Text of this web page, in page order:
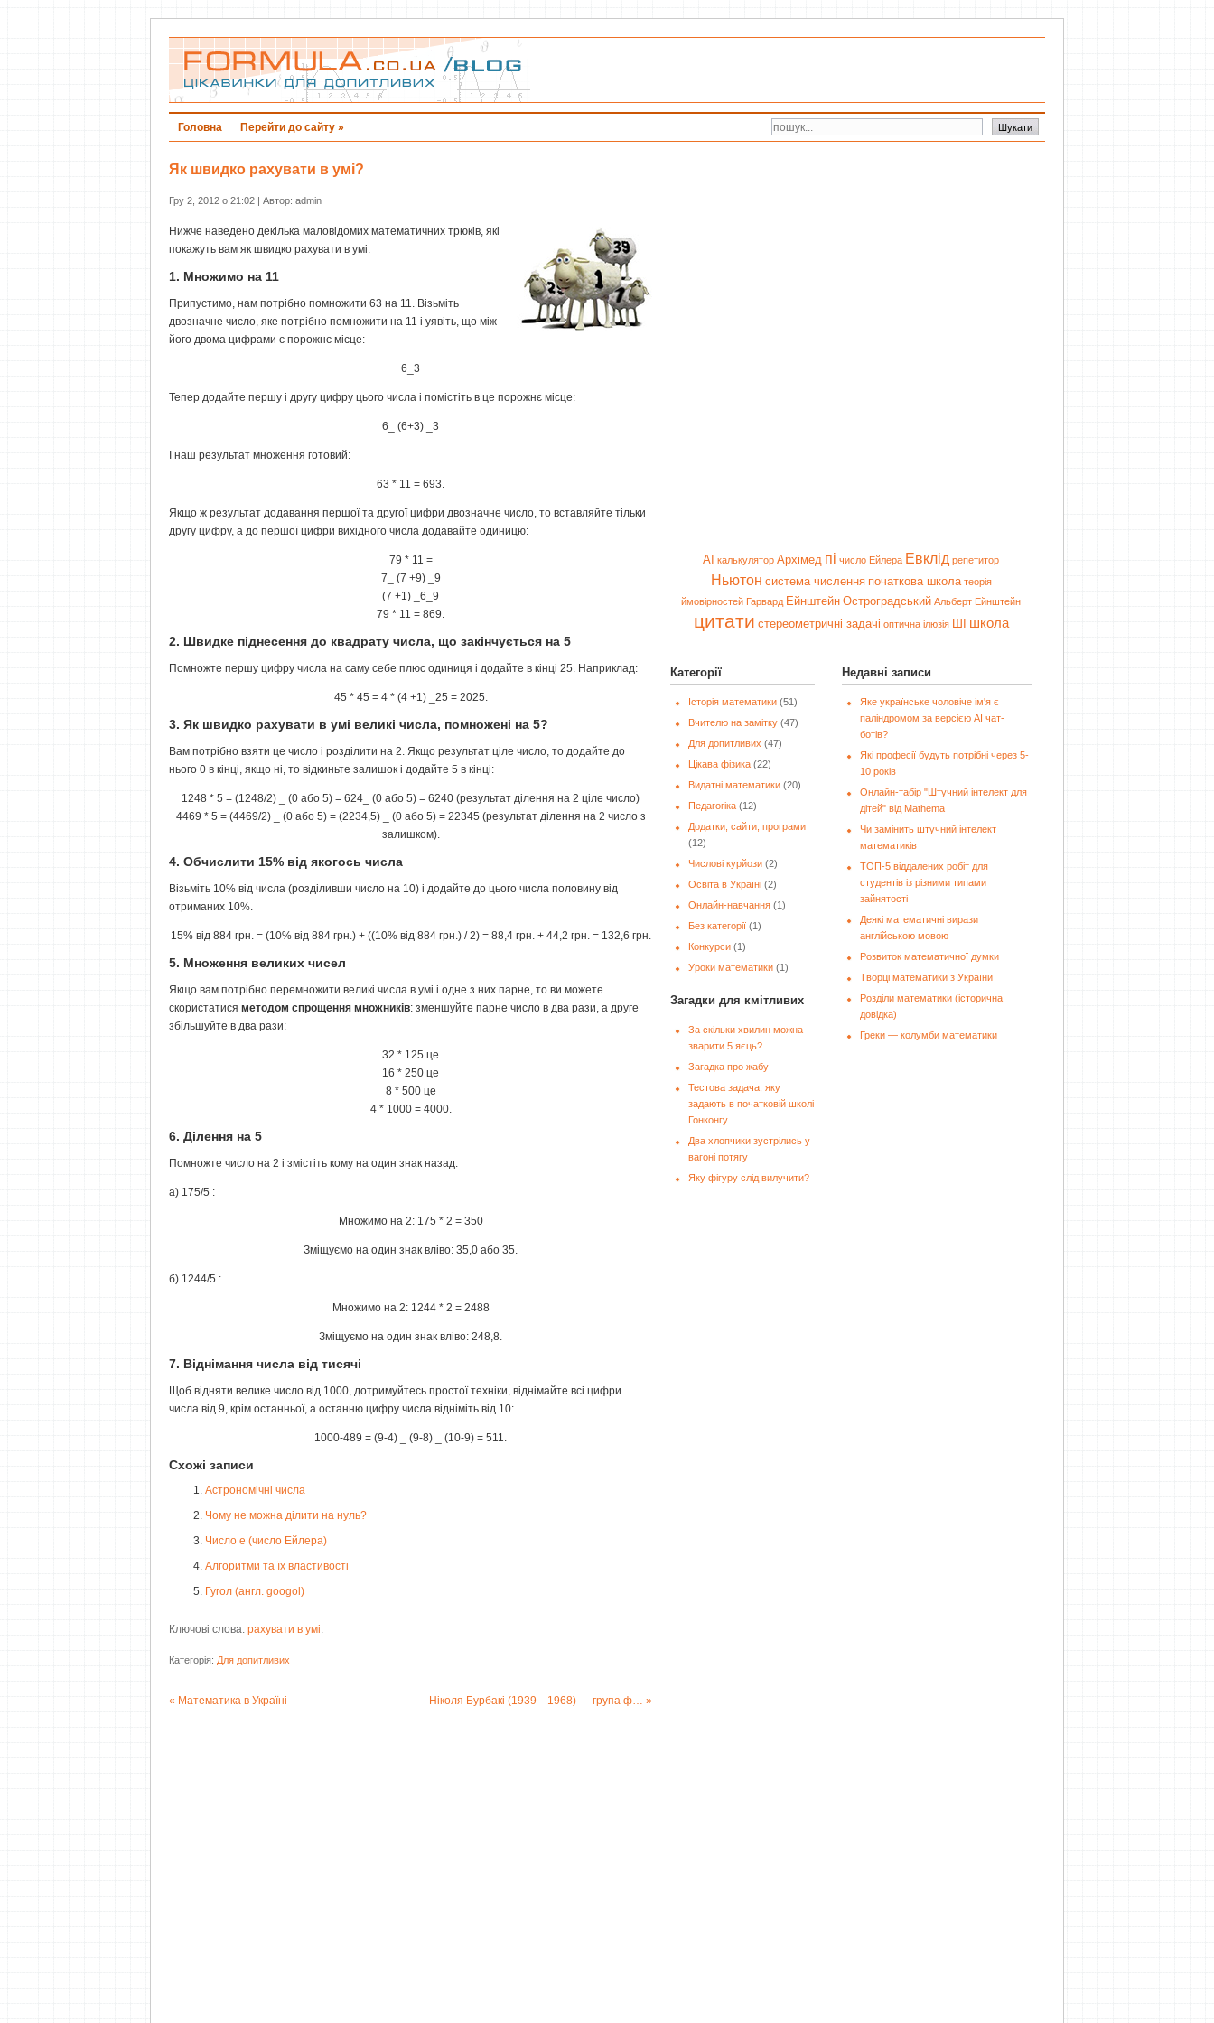
Головна Перейти до сайту »
Як швидко рахувати в умі?
Гру 2, 2012 о 21:02 | Автор: admin
Нижче наведено декілька маловідомих математичних трюків, які
покажуть вам як швидко рахувати в умі.
1. Множимо на 11
Припустимо, нам потрібно помножити 63 на 11. Візьміть
двозначне число, яке потрібно помножити на 11 і уявіть, що між
його двома цифрами є порожнє місце:
6_3
Тепер додайте першу і другу цифру цього числа і помістіть в це порожнє місце:
6_ (6+3) _3
І наш результат множення готовий:
63 * 11 = 693.
Якщо ж результат додавання першої та другої цифри двозначне число, то вставляйте тільки
другу цифру, а до першої цифри вихідного числа додавайте одиницю:
79 * 11 =
7_ (7 +9) _9
(7 +1) _6_9
79 * 11 = 869.
2. Швидке піднесення до квадрату числа, що закінчується на 5
Помножте першу цифру числа на саму себе плюс одиниця і додайте в кінці 25. Наприклад:
45 * 45 = 4 * (4 +1) _25 = 2025.
3. Як швидко рахувати в умі великі числа, помножені на 5?
Вам потрібно взяти це число і розділити на 2. Якщо результат ціле число, то додайте до
нього 0 в кінці, якщо ні, то відкиньте залишок і додайте 5 в кінці:
1248 * 5 = (1248/2) _ (0 або 5) = 624_ (0 або 5) = 6240 (результат ділення на 2 ціле число)
4469 * 5 = (4469/2) _ (0 або 5) = (2234,5) _ (0 або 5) = 22345 (результат ділення на 2 число з
залишком).
4. Обчислити 15% від якогось числа
Візьміть 10% від числа (розділивши число на 10) і додайте до цього числа половину від
отриманих 10%.
15% від 884 грн. = (10% від 884 грн.) + ((10% від 884 грн.) / 2) = 88,4 грн. + 44,2 грн. = 132,6 грн.
5. Множення великих чисел
Якщо вам потрібно перемножити великі числа в умі і одне з них парне, то ви можете
скористатися методом спрощення множників: зменшуйте парне число в два рази, а друге
збільшуйте в два рази:
32 * 125 це
16 * 250 це
8 * 500 це
4 * 1000 = 4000.
6. Ділення на 5
Помножте число на 2 і змістіть кому на один знак назад:
а) 175/5 :
Множимо на 2: 175 * 2 = 350
Зміщуємо на один знак вліво: 35,0 або 35.
б) 1244/5 :
Множимо на 2: 1244 * 2 = 2488
Зміщуємо на один знак вліво: 248,8.
7. Віднімання числа від тисячі
Щоб відняти велике число від 1000, дотримуйтесь простої техніки, віднімайте всі цифри
числа від 9, крім останньої, а останню цифру числа відніміть від 10:
1000-489 = (9-4) _ (9-8) _ (10-9) = 511.
Схожі записи
Астрономічні числа
Чому не можна ділити на нуль?
Число е (число Ейлера)
Алгоритми та їх властивості
Гугол (англ. googol)
Ключові слова: рахувати в умі
Категорія: Для допитливих
Математика в Україні Ніколя Бурбакі (1939—1968) — група французьких математиків
AI калькулятор Архімед пі число Ейлера Евклід репетитор
Ньютон система числення початкова школа теорія
ймовірностей Гарвард Ейнштейн Остроградський Альберт Ейнштейн
цитати стереометричні задачі оптична ілюзія ШІ школа
Категорії
Історія математики (51)
Вчителю на замітку (47)
Для допитливих (47)
Цікава фізика (22)
Видатні математики (20)
Педагогіка (12)
Додатки, сайти, програми
(12)
Числові курйози (2)
Освіта в Україні (2)
Онлайн-навчання (1)
Без категорії (1)
Конкурси (1)
Уроки математики (1)
Загадки для кмітливих
За скільки хвилин можна
зварити 5 яєць?
Загадка про жабу
Тестова задача, яку
задають в початковій школі
Гонконгу
Два хлопчики зустрілись у
вагоні потягу
Яку фігуру слід вилучити?
Недавні записи
Яке українське чоловіче ім'я є
паліндромом за версією AI чат-
ботів?
Які професії будуть потрібні через 5-
10 років
Онлайн-табір "Штучний інтелект для
дітей" від Mathema
Чи замінить штучний інтелект
математиків
ТОП-5 віддалених робіт для
студентів із різними типами
зайнятості
Деякі математичні вирази
англійською мовою
Розвиток математичної думки
Творці математики з України
Розділи математики (історична
довідка)
Греки — колумби математики